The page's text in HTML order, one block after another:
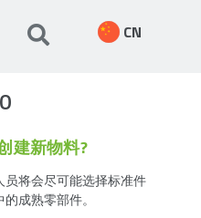
CN
建新物料?
将会尽可能选择标准件
成熟零部件。